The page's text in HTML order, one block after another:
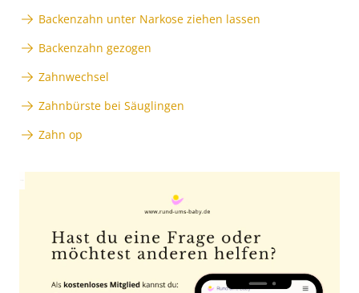
Backenzahn unter Narkose ziehen lassen
Backenzahn gezogen
Zahnwechsel
Zahnbürste bei Säuglingen
Zahn op